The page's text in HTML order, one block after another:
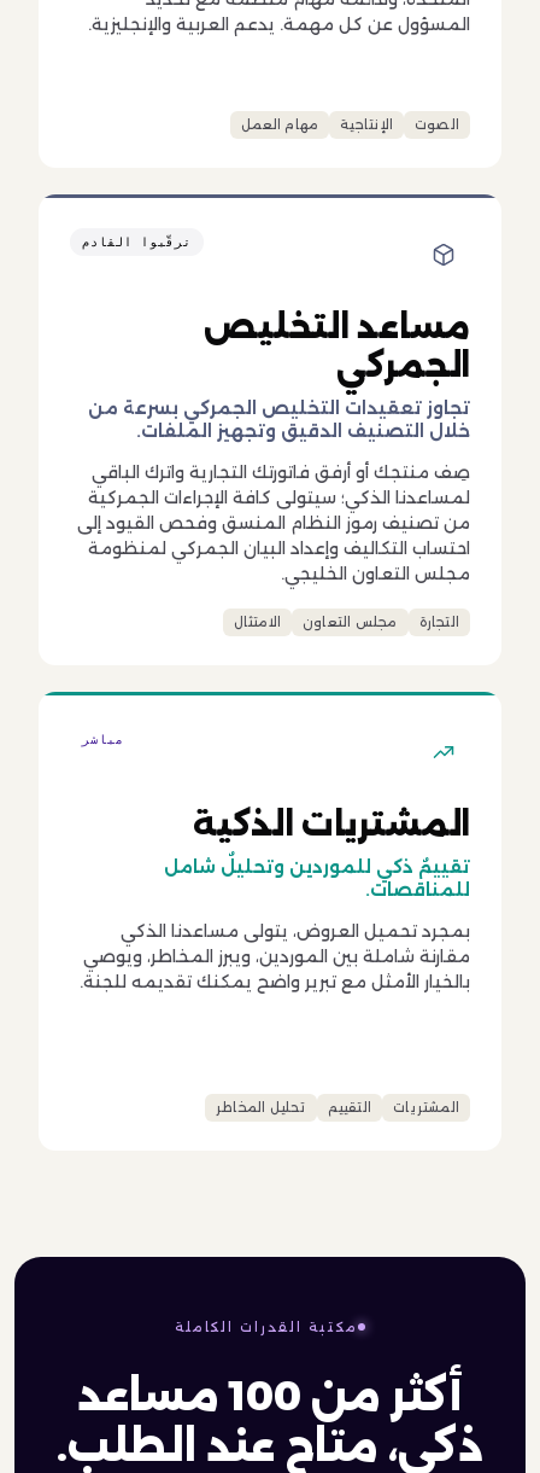
المسؤول عن كل مهمة. يدعم العربية والإنجليزية.
الصوت الإنتاجية مهام العمل
ترقّبوا القادم
مساعد التخليص
الجمركي
تجاوز تعقيدات التخليص الجمركي بسرعة من
خلال التصنيف الدقيق وتجهيز الملفات.
صِف منتجك أو أرفق فاتورتك التجارية واترك الباقي
لمساعدنا الذكي؛ سيتولى كافة الإجراءات الجمركية
من تصنيف رموز النظام المنسق وفحص القيود إلى
احتساب التكاليف وإعداد البيان الجمركي لمنظومة
مجلس التعاون الخليجي.
التجارة مجلس التعاون الامتثال
مباشر
المشتريات الذكية
تقييمٌ ذكي للموردين وتحليلٌ شامل
للمناقصات.
بمجرد تحميل العروض، يتولى مساعدنا الذكي
مقارنة شاملة بين الموردين، ويبرز المخاطر، ويوصي
بالخيار الأمثل مع تبرير واضح يمكنك تقديمه للجنة.
المشتريات التقييم تحليل المخاطر
مكتبة القدرات الكاملة
أكثر من 100 مساعد
ذكي، متاح عند الطلب.